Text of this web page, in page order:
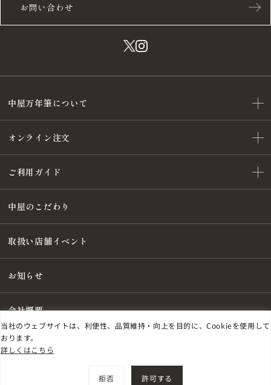
当社のウェブサイトは、利便性、品質維持・向上を目的に、Cookieを使用して
おります。
詳しくはこちら
拒否 許可する
お問い合わせ
中屋万年筆について
オンライン注文
ご利用ガイド
中屋のこだわり
取扱い店舗イベント
お知らせ
会社概要
特定商取引法に基づく表記